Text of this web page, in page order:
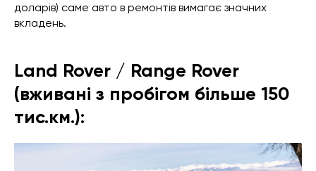
доларів) саме авто в ремонтів вимагає значних
вкладень.
Land Rover / Range Rover
(вживані з пробігом більше 150
тис.км.):